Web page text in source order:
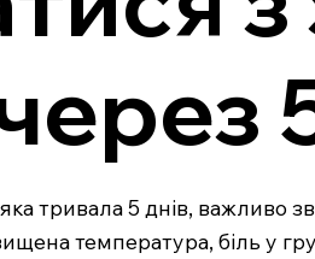
тривала 5 днів, важливо
температура, біль у